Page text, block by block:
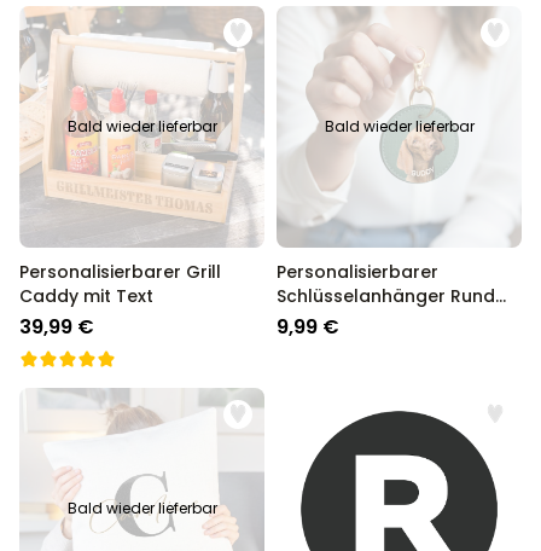
Bald wieder lieferbar
Personalisierbarer Grill
Caddy mit Text
39,99 €
Bald wieder lieferbar
Personalisierbarer
Schlüsselanhänger Rund
mit deinem Haustier
9,99 €
Bald wieder lieferbar